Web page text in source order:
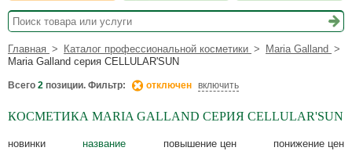
Главная Каталог профессиональной косметики
Maria Galland
Maria Galland серия CELLULAR'SUN
Всего 2 позиции. Фильтр: отключен включить
КОСМЕТИКА MARIA GALLAND СЕРИЯ CELLULAR'SUN
новинки название повышение цен понижение цен